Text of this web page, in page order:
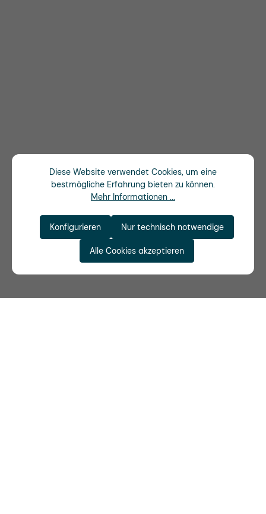
Diese Website verwendet Cookies, um eine
bestmögliche Erfahrung bieten zu können.
Mehr Informationen ...
Nur technisch notwendige
Konfigurieren
Alle Cookies akzeptieren